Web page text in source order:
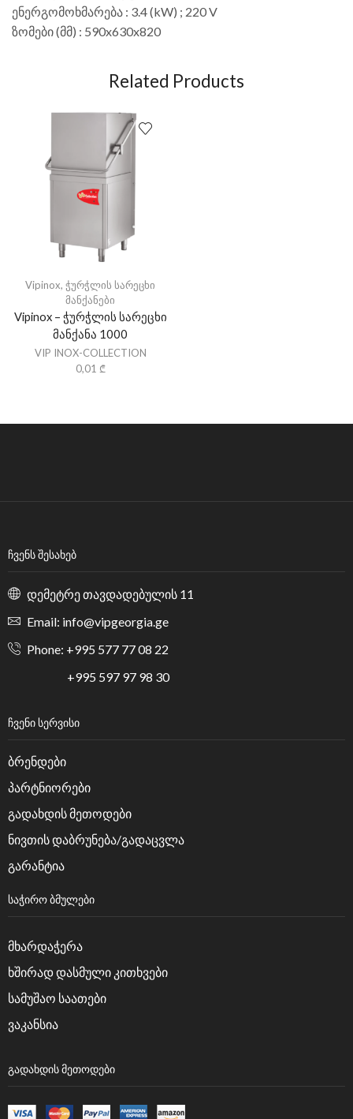
ენერგომოხმარება : 3.4 (kW) ; 220 V
ზომები (მმ) : 590x630x820
Related Products
Vipinox, ჭურჭლის სარეცხი
მანქანები
Vipinox – ჭურჭლის სარეცხი
მანქანა 1000
VIP INOX-COLLECTION
0,01 ₾
ᲩᲕᲔᲜᲡ ᲨᲔᲡᲐᲮᲔᲑ
დემეტრე თავდადებულის 11
Email: info@vipgeorgia.ge
Phone: +995 577 77 08 22
+995 597 97 98 30
ᲩᲕᲔᲜᲘ ᲡᲔᲠᲕᲘᲡᲘ
ბრენდები
პარტნიორები
გადახდის მეთოდები
ნივთის დაბრუნება/გადაცვლა
გარანტია
ᲡᲐᲭᲘᲠᲝ ᲑᲛᲣᲚᲔᲑᲘ
მხარდაჭერა
ხშირად დასმული კითხვები
სამუშაო საათები
ვაკანსია
ᲒᲐᲓᲐᲮᲓᲘᲡ ᲛᲔᲗᲝᲓᲔᲑᲘ